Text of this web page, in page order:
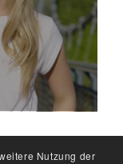
Nutzung der